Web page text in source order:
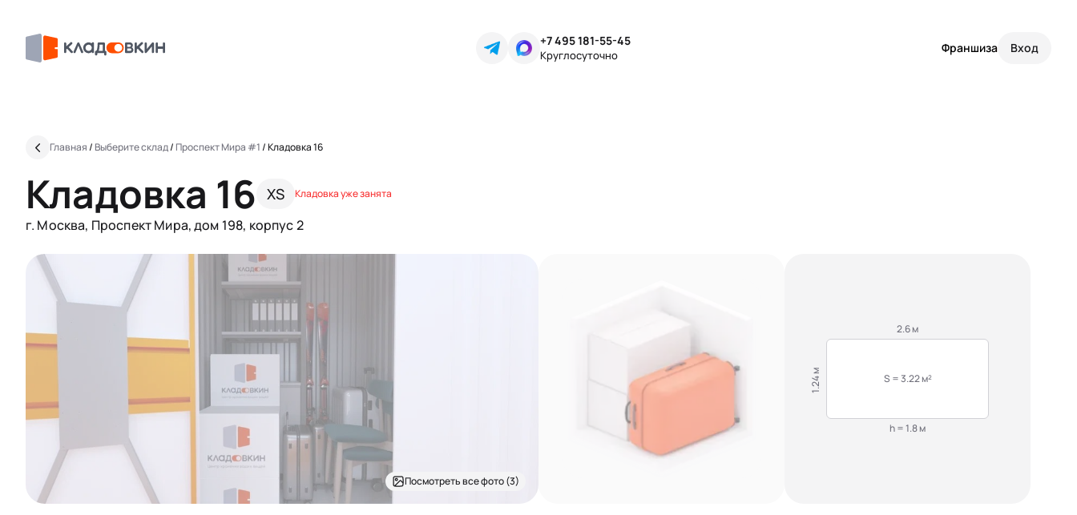
+7 495 181-55-45
Круглосуточно Франшиза Вход
Главная/ Выберите склад/ Проспект Мира #1/Кладовка 16
Кладовка 16 XS Кладовка уже занята
г. Москва, Проспект Мира, дом 198, корпус 2
Посмотреть все фото (3)
2.6 м
S = 3.22 м²
1.24 м
h = 1.8 м